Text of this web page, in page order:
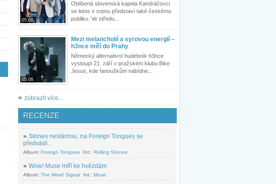
05.08.
Oblíbená slovenská kapela Kandráčovci
se letos v srpnu představí také českému
publiku. Ve středu...
05.08.
Mezi melancholií a syrovou energií –
h3nce míří do Prahy
Německý alternativní hudebník h3nce
vystoupí 21. září v pražském klubu Bike
Jesus, kde fanouškům nabídne...
» zobrazit více...
RECENZE
» Stones nestárnou, na Foreign Tongues se
předvádí...
Album: Foreign Tongues Int.: Rolling Stones
» Wow! Muse míří ke hvězdám
Album: The Wow! Signal Int.: Muse